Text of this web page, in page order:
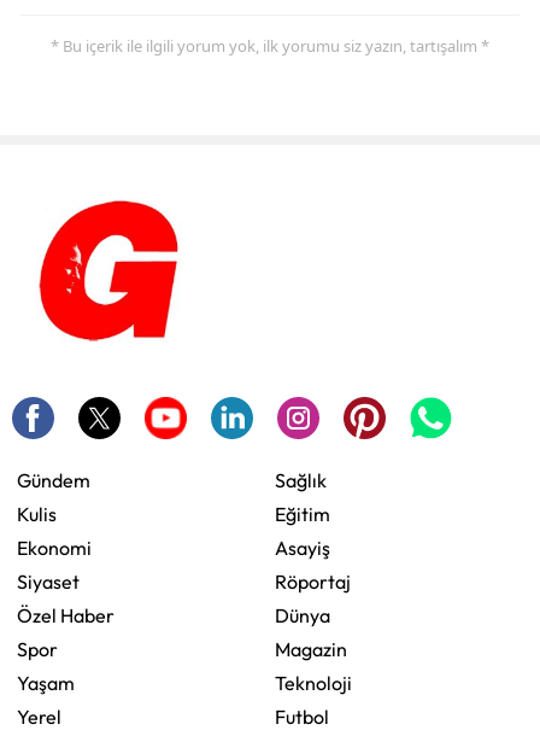
* Bu içerik ile ilgili yorum yok, ilk yorumu siz yazın, tartışalım *
Gündem
Kulis
Ekonomi
Siyaset
Özel Haber
Spor
Yaşam
Yerel
Sağlık
Eğitim
Asayiş
Röportaj
Dünya
Magazin
Teknoloji
Futbol